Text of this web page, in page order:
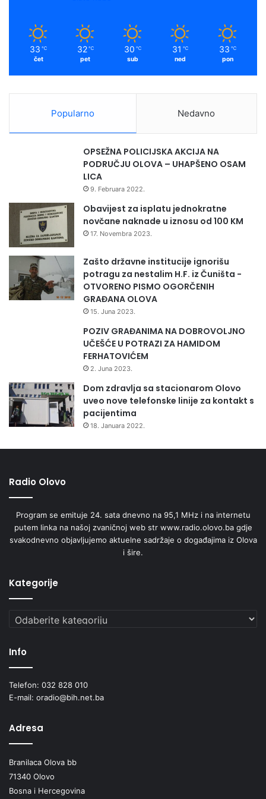
33 ℃
čet
32 ℃
pet
30 ℃
sub
31 ℃
ned
33 ℃
pon
Popularno Nedavno
OPSEŽNA POLICIJSKA AKCIJA NA
PODRUČJU OLOVA – UHAPŠENO OSAM
LICA
9. Februara 2022.
Obavijest za isplatu jednokratne
novčane naknade u iznosu od 100 KM
17. Novembra 2023.
Zašto državne institucije ignorišu
potragu za nestalim H.F. iz Čuništa -
OTVORENO PISMO OGORČENIH
GRAĐANA OLOVA
15. Juna 2023.
POZIV GRAĐANIMA NA DOBROVOLJNO
UČEŠĆE U POTRAZI ZA HAMIDOM
FERHATOVIĆEM
2. Juna 2023.
Dom zdravlja sa stacionarom Olovo
uveo nove telefonske linije za kontakt s
pacijentima
18. Januara 2022.
Radio Olovo
Program se emituje 24. sata dnevno na 95,1 MHz i na internetu
putem linka na našoj zvaničnoj web str www.radio.olovo.ba gdje
svakodnevno objavljujemo aktuelne sadržaje o događajima iz Olova
i šire.
Kategorije
Kategorije
Info
Telefon: 032 828 010
E-mail: oradio@bih.net.ba
Adresa
Branilaca Olova bb
71340 Olovo
Bosna i Hercegovina